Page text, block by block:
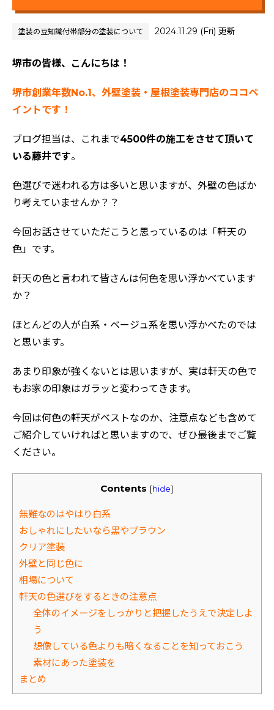
塗装の豆知識付帯部分の塗装について 2024.11.29 (Fri) 更新
堺市の皆様、こんにちは！
堺市創業年数No.1、外壁塗装・屋根塗装専門店のココペ
イントです！
ブログ担当は、これまで4500件の施工をさせて頂いて
いる藤井です。
色選びで迷われる方は多いと思いますが、外壁の色ばか
り考えていませんか？？
今回お話させていただこうと思っているのは「軒天の
色」です。
軒天の色と言われて皆さんは何色を思い浮かべています
か？
ほとんどの人が白系・ベージュ系を思い浮かべたのでは
と思います。
あまり印象が強くないとは思いますが、実は軒天の色で
もお家の印象はガラッと変わってきます。
今回は何色の軒天がベストなのか、注意点なども含めて
ご紹介していければと思いますので、ぜひ最後までご覧
ください。
Contents [hide]
無難なのはやはり白系
おしゃれにしたいなら黒やブラウン
クリア塗装
外壁と同じ色に
相場について
軒天の色選びをするときの注意点
全体のイメージをしっかりと把握したうえで決定しよ
う
想像している色よりも暗くなることを知っておこう
素材にあった塗装を
まとめ